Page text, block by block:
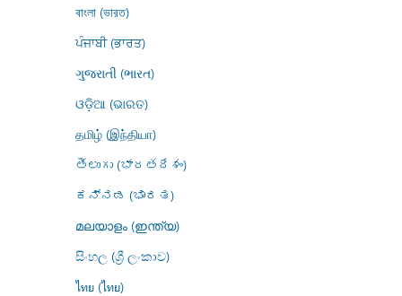
বাংলা (ভারত)
ਪੰਜਾਬੀ (ਭਾਰਤ)
ગુજરાતી (ભારત)
ଓଡ଼ିଆ (ଭାରତ)
தமிழ் (இந்தியா)
తెలుగు (భారతదేశం)
ಕನ್ನಡ (ಭಾರತ)
മലയാളം (ഇന്ത്യ)
සිංහල (ශ්‍රී ලංකාව)
ไทย (ไทย)